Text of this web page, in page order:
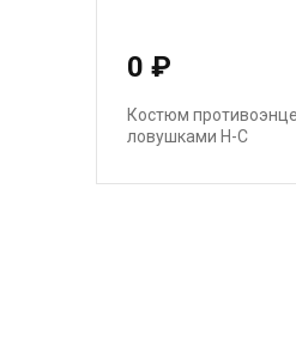
0 ₽
Костюм
ловушками Н-С